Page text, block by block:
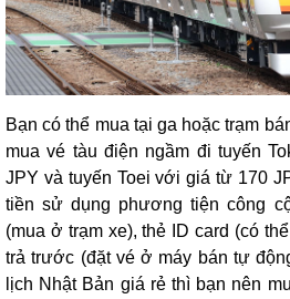
Bạn có thể mua tại ga hoặc trạm
mua vé tàu điện ngầm đi tuyến
JPY và tuyến Toei với giá từ 170
tiền sử dụng phương tiện công
(mua ở trạm xe), thẻ ID card (có
trả trước (đặt vé ở máy bán tự
lịch Nhật Bản giá rẻ thì bạn nên